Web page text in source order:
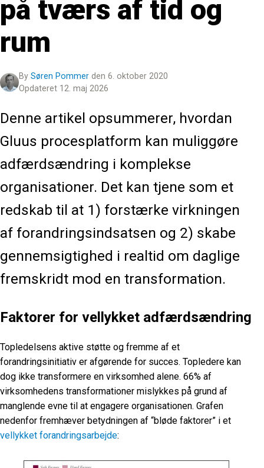
på tværs af tid og
rum
By Søren Pommer den 6. oktober 2020
Opdateret 12. maj 2026
Denne artikel opsummerer, hvordan
Gluus procesplatform kan muliggøre
adfærdsændring i komplekse
organisationer. Det kan tjene som et
redskab til at 1) forstærke virkningen
af forandringsindsatsen og 2) skabe
gennemsigtighed i realtid om daglige
fremskridt mod en transformation.
Faktorer for vellykket adfærdsændring
Topledelsens aktive støtte og fremme af et
forandringsinitiativ er afgørende for succes. Topledere kan
dog ikke transformere en virksomhed alene. 66% af
virksomhedens transformationer mislykkes på grund af
manglende evne til at engagere organisationen. Grafen
nedenfor fremhæver betydningen af “bløde faktorer” i et
vellykket forandringsarbejde: